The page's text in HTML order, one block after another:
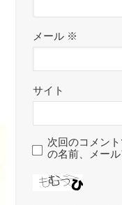
メール ※
サイト
次回のコメン
の名前、メール